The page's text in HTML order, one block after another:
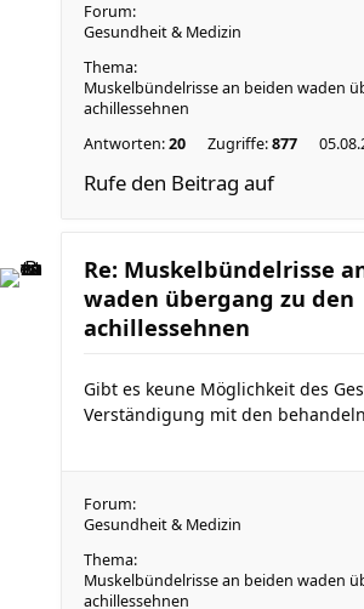
Forum:
Gesundheit & Medizin
Thema:
Muskelbündelrisse an beiden waden
achillessehnen
Antworten:20 Zugriffe:877
Rufe den Beitrag auf
Re: Muskelbündelrisse
waden übergang zu den
achillessehnen
Gibt es keune Möglichkeit des
Verständigung mit den
Forum:
Gesundheit & Medizin
Thema:
Muskelbündelrisse an beiden waden
achillessehnen